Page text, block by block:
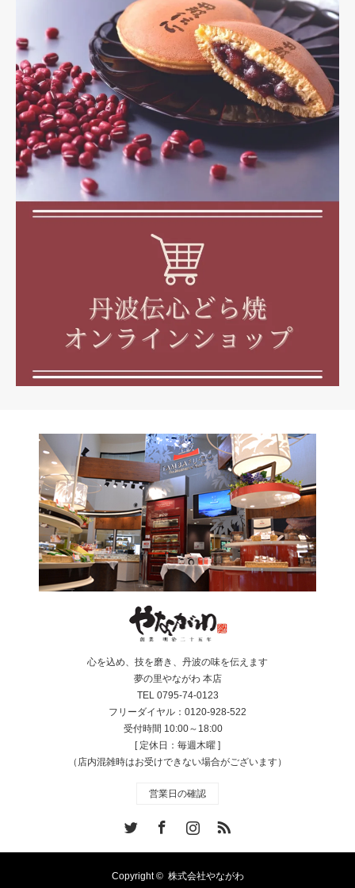
心を込め、技を磨き、丹波の味を伝えます
夢の里やながわ 本店
TEL 0795-74-0123
フリーダイヤル：0120-928-522
受付時間 10:00～18:00
[ 定休日：毎週木曜 ]
（店内混雑時はお受けできない場合がございます）
営業日の確認
Copyright © 株式会社やながわ